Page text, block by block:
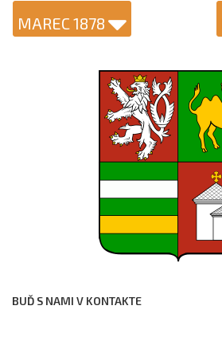
MAREC 1878
BUĎ S NAMI V KONTAKTE